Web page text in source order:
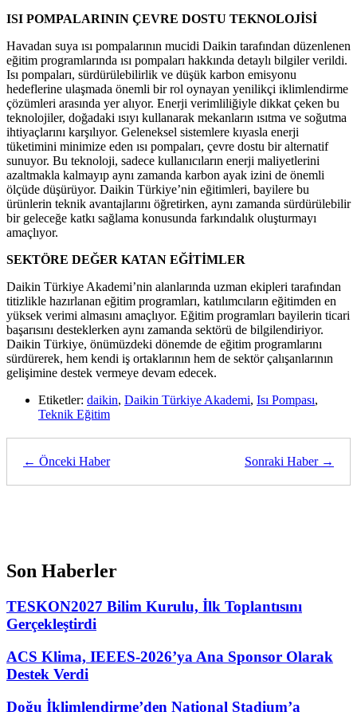
ISI POMPALARININ ÇEVRE DOSTU TEKNOLOJİSİ
Havadan suya ısı pompalarının mucidi Daikin tarafından düzenlenen
eğitim programlarında ısı pompaları hakkında detaylı bilgiler verildi.
Isı pompaları, sürdürülebilirlik ve düşük karbon emisyonu
hedeflerine ulaşmada önemli bir rol oynayan yenilikçi iklimlendirme
çözümleri arasında yer alıyor. Enerji verimliliğiyle dikkat çeken bu
teknolojiler, doğadaki ısıyı kullanarak mekanların ısıtma ve soğutma
ihtiyaçlarını karşılıyor. Geleneksel sistemlere kıyasla enerji
tüketimini minimize eden ısı pompaları, çevre dostu bir alternatif
sunuyor. Bu teknoloji, sadece kullanıcıların enerji maliyetlerini
azaltmakla kalmayıp aynı zamanda karbon ayak izini de önemli
ölçüde düşürüyor. Daikin Türkiye’nin eğitimleri, bayilere bu
ürünlerin teknik avantajlarını öğretirken, aynı zamanda sürdürülebilir
bir geleceğe katkı sağlama konusunda farkındalık oluşturmayı
amaçlıyor.
SEKTÖRE DEĞER KATAN EĞİTİMLER
Daikin Türkiye Akademi’nin alanlarında uzman ekipleri tarafından
titizlikle hazırlanan eğitim programları, katılımcıların eğitimden en
yüksek verimi almasını amaçlıyor. Eğitim programları bayilerin ticari
başarısını desteklerken aynı zamanda sektörü de bilgilendiriyor.
Daikin Türkiye, önümüzdeki dönemde de eğitim programlarını
sürdürerek, hem kendi iş ortaklarının hem de sektör çalışanlarının
gelişimine destek vermeye devam edecek.
Etiketler: daikin, Daikin Türkiye Akademi, Isı Pompası,
Teknik Eğitim
← Önceki Haber Sonraki Haber →
Son Haberler
TESKON2027 Bilim Kurulu, İlk Toplantısını
Gerçekleştirdi
ACS Klima, IEEES-2026’ya Ana Sponsor Olarak
Destek Verdi
Doğu İklimlendirme’den National Stadium’a